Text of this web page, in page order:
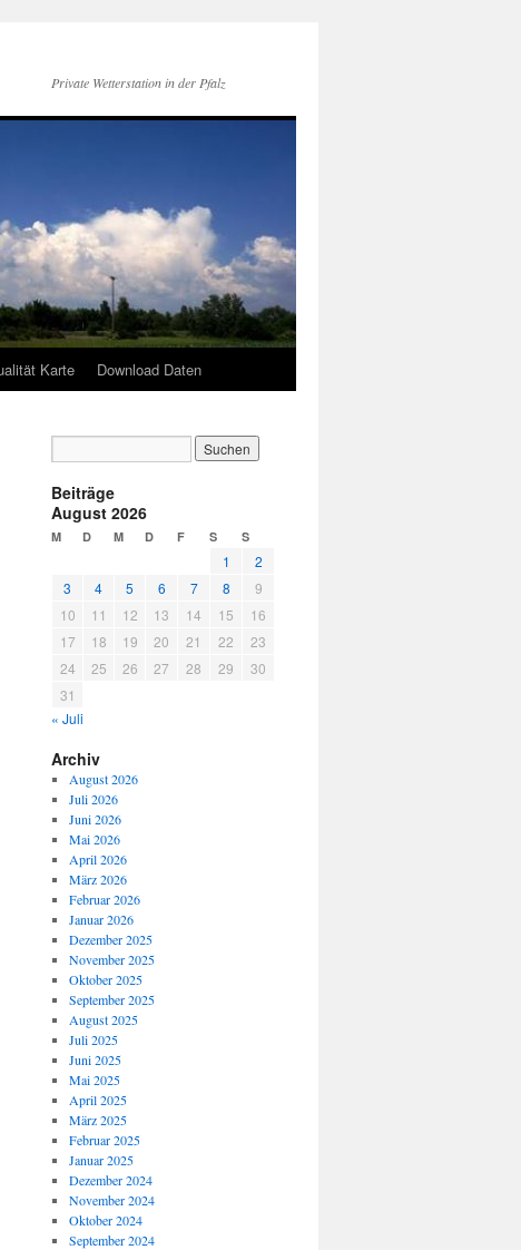
Private Wetterstation in der Pfalz
Karte Download Daten
Beiträge
August 2026
M D M D F S S
1
2
3
4 5 6 7 8
9
10
11 12 13 14 15
16
17
18 19 20 21 22
23
24
25 26 27 28 29
30
31
« Juli
Archiv
August 2026
Juli 2026
Juni 2026
Mai 2026
April 2026
März 2026
Februar 2026
Januar 2026
Dezember 2025
November 2025
Oktober 2025
September 2025
August 2025
Juli 2025
Juni 2025
Mai 2025
April 2025
März 2025
Februar 2025
Januar 2025
Dezember 2024
November 2024
Oktober 2024
September 2024